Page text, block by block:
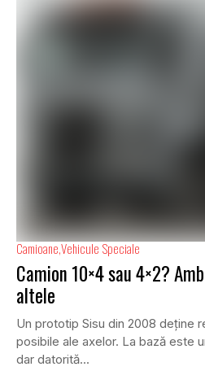
CamioaneVehicule Speciale
Camion 10×4 sau 4×2?
altele
Un prototip Sisu din 2008 deține
posibile ale axelor. La bază este
dar datorită...